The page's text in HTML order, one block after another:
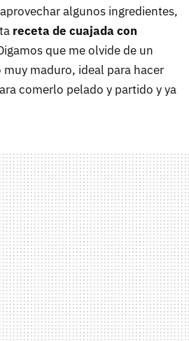
algunos ingredientes,
receta de cuajada con
que me olvide de un
muy maduro, ideal para hacer
comerlo pelado y partido y ya